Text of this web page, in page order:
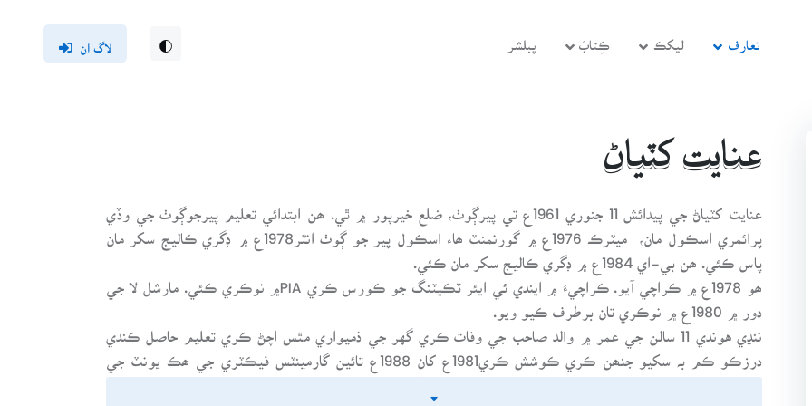
تعارف ليکڪ ڪِتابَ پبلشر لاگ ان
عنايت کٽياڻ
عنايت کٽياڻ جي پيدائش 11 جنوري 1961ع تي پيرڳوٺ، ضلع خيرپور ۾ ٿي. ھن ابتدائي تعليم پيرجوڳوٺ جي وڏي
پرائمري اسڪول مان، ميٽرڪ 1976ع ۾ گورنمنٽ ھاء اسڪول پير جو ڳوٺ انٽر1978ع ۾ ڊگري ڪاليج سکر مان
پاس ڪئي. ھن بي-اي 1984ع ۾ ڊگري ڪاليج سکر مان ڪئي.
ھو 1978ع ۾ ڪراچي آيو. ڪراچيءَ ۾ ايندي ئي ايئر ٽڪيٽنگ جو ڪورس ڪري PIA۾ نوڪري ڪئي. مارشل لا جي
ننڍي هوندي 11 سالن جي عمر ۾ والد صاحب جي وفات ڪري گهر جي ذميواري مٿس اچڻ ڪري تعليم حاصل ڪندي
درزڪو ڪم بہ سکيو جنھن ڪري ڪوشش ڪري1981ع کان 1988ع تائين گارمينٽس فيڪٽري جي ھڪ يونٽ جي
ٺيڪيداري حاصل ڪري سٺي آمدني ڪمائيندو ھيو جنھن سان گهر ھلائيندو رھيو.